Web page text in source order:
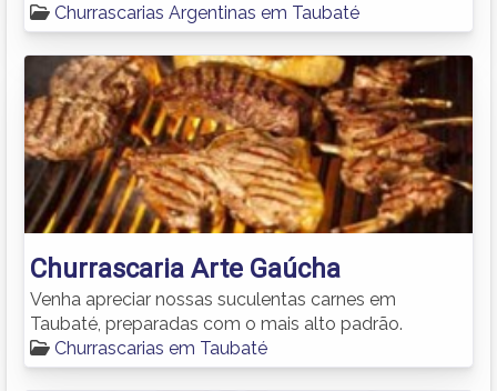
Churrascarias Argentinas em Taubaté
Churrascaria Arte Gaúcha
Venha apreciar nossas suculentas carnes em
Taubaté, preparadas com o mais alto padrão.
Churrascarias em Taubaté